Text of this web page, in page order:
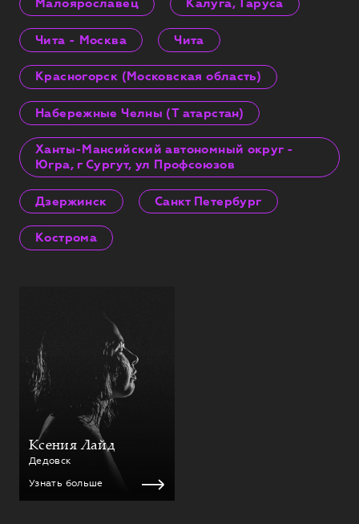
Малоярославец Калуга, Таруса
Чита - Москва Чита
Красногорск (Московская область)
Набережные Челны (Т атарстан)
Ханты-Мансийский автономный округ -
Югра, г Сургут, ул Профсоюзов
Дзержинск Санкт Петербург
Кострома
Ксения Лайд
Дедовск
Узнать больше